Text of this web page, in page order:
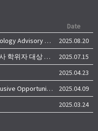
Date
Call for Applications: 2025 Korea Technology Advisory Group (K-TAG)
2025.08.20
과총-한국은행 주관 이공계 분야 석·박사 학위자 대상 서베이
2025.07.15
2025.04.23
i-Drone 2025, Deadline Extended & Exclusive Opportunity to Travel to Korea!
2025.04.09
2025.03.24